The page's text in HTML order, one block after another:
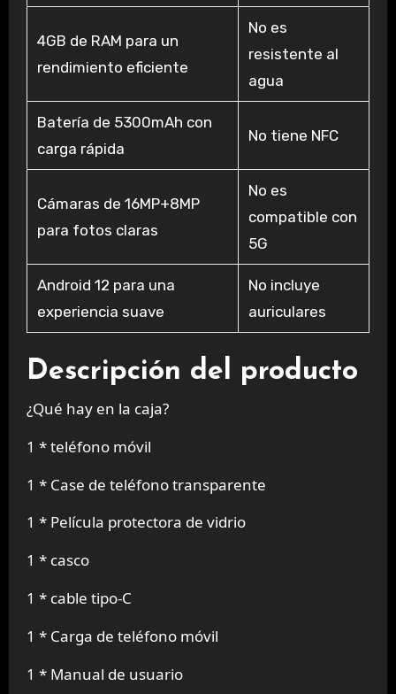
4GB de RAM para un
rendimiento eficiente
No es
resistente al
agua
Batería de 5300mAh con
carga rápida
No tiene NFC
Cámaras de 16MP+8MP
para fotos claras
No es
compatible con
5G
Android 12 para una
experiencia suave
No incluye
auriculares
Descripción del producto
¿Qué hay en la caja?
1 * teléfono móvil
1 * Case de teléfono transparente
1 * Película protectora de vidrio
1 * casco
1 * cable tipo-C
1 * Carga de teléfono móvil
1 * Manual de usuario